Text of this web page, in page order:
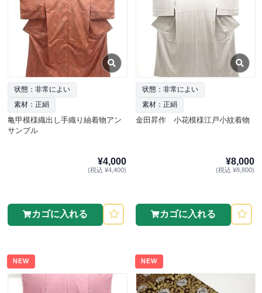
状態：非常によい
素材：正絹
亀甲模様織出し手織り紬着物アン
サンブル
¥4,000
(税込 ¥4,400)
カゴに入れる
状態：非常によい
素材：正絹
金田昇作 小花模様江戸小紋着物
¥8,000
(税込 ¥8,800)
カゴに入れる
NEW NEW